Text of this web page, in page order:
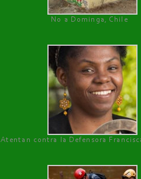
No a Dominga, Chile
Atentan contra la Defensora